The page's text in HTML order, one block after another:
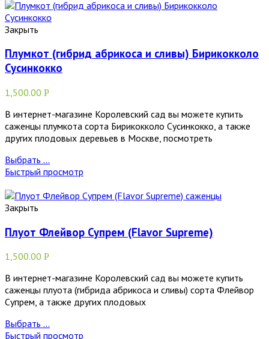
Закрыть
Плумкот (гибрид абрикоса и сливы) Бирикокколо
Сусинкокко
1,500.00 Р
В интернет-магазине Королевский сад вы можете купить
саженцы плумкота сорта Бирикокколо Сусинкокко, а также
других плодовых деревьев в Москве, посмотреть
Выбрать ...
Быстрый просмотр
Закрыть
Плуот Флейвор Супрем (Flavor Supreme)
1,500.00 Р
В интернет-магазине Королевский сад вы можете купить
саженцы плуота (гибрида абрикоса и сливы) сорта Флейвор
Супрем, а также других плодовых
Выбрать ...
Быстрый просмотр